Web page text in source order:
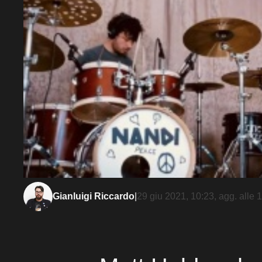
Gianluigi Riccardo 29 giu 2021, 10:23, agg. alle